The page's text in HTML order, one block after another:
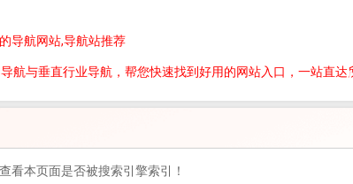
导航网站,导航站推荐
航与垂直行业导航，帮您快速找到好用的网站入口，一站直达
看本页面是否被搜索引擎索引！